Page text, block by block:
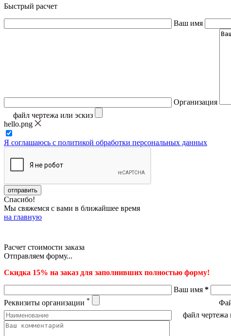
Быстрый расчет
Ваш имя
Организация
файл чертежа или эскиз
hello.png
Я соглашаюсь с политикой обработки персональных данных
Спасибо!
Мы свяжемся с вами в ближайшее время
на главную
Расчет стоимости заказа
Отправляем форму...
Скидка 15% на заказ для заполнивших полностью форму!
Ваш имя *
Реквизиты организации *
файл чертежа